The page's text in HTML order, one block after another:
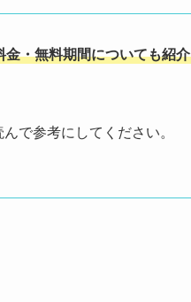
・無料期間についても紹介
で参考にしてください。